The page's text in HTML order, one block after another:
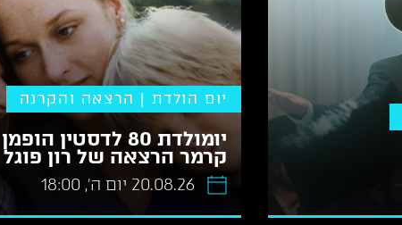
יום הולדת | הרצאה והקרנה
יומולדת 80 לדסטין
קרמר הרצאה של רון פוגל
20.08.26 יום ה׳, 18:00